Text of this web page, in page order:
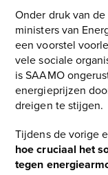
Onder druk van
ministers van
een voorstel
vele sociale
is SAAMO
energieprijzen
dreigen te stijgen.
Tijdens de vorige
hoe cruciaal het
tegen